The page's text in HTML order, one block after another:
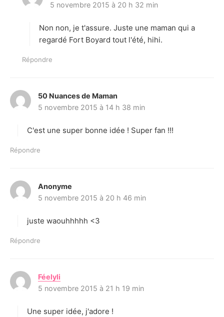
i
:
5 novembre 2015 à 20 h 32 min
Non non, je t'assure. Juste une maman qui a
regardé Fort Boyard tout l'été, hihi.
Répondre
50 Nuances de Maman
i
:
5 novembre 2015 à 14 h 38 min
C'est une super bonne idée ! Super fan !!!
Répondre
Anonyme
i
:
5 novembre 2015 à 20 h 46 min
juste waouhhhhh <3
Répondre
Féelyli
i
:
5 novembre 2015 à 21 h 19 min
Une super idée, j'adore !